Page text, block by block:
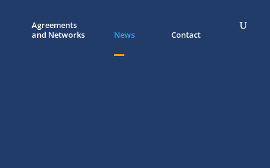
Agreements
and Networks
News Contact